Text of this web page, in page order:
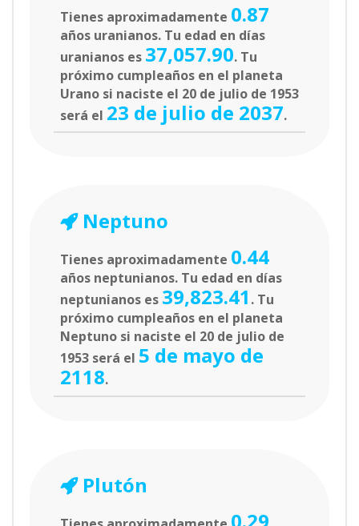
Tienes aproximadamente 0.87
años uranianos. Tu edad en días
uranianos es 37,057.90. Tu
próximo cumpleaños en el planeta
Urano si naciste el 20 de julio de 1953
será el 23 de julio de 2037.
Neptuno
Tienes aproximadamente 0.44
años neptunianos. Tu edad en días
neptunianos es 39,823.41 . Tu
próximo cumpleaños en el planeta
Neptuno si naciste el 20 de julio de
1953 será el 5 de mayo de
2118.
Plutón